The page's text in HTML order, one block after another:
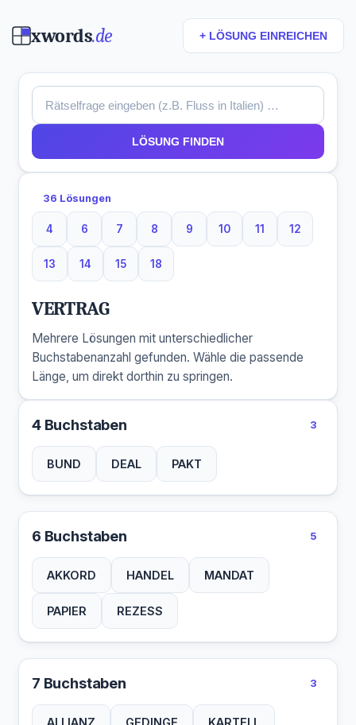
xwords.de + LÖSUNG EINREICHEN
LÖSUNG FINDEN
36 Lösungen
4
4 Buchstaben
6
6 Buchstaben
7
7 Buchstaben
8
8 Buchstaben
9
9 Buchstaben
10
10 Buchstaben
11
11 Buchstaben
12
12
13
13 Buchstaben
14
14 Buchstaben
15
15 Buchstaben
18
18 Buchstaben
VERTRAG
Mehrere Lösungen mit unterschiedlicher
Buchstabenanzahl gefunden. Wähle die passende
Länge, um direkt dorthin zu springen.
4 Buchstaben 3
BUND DEAL PAKT
6 Buchstaben 5
AKKORD HANDEL MANDAT
PAPIER REZESS
7 Buchstaben 3
ALLIANZ GEDINGE KARTELL